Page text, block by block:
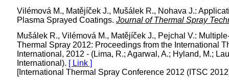
Vilémová M., Matějíček J., Mušálek R., Nohava J.:
Plasma Sprayed Coatings. Journal of Thermal Spray
Mušálek R., Vilémová M., Matějíček J., Pejchal V.:
Thermal Spray 2012: Proceedings from the International
International, 2012 - (Lima, R.; Agarwal, A.; Hyland, M.;
International). [ Link ]
[International Thermal Spray Conference 2012 (ITSC